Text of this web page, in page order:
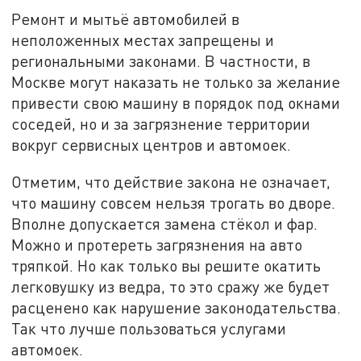
Ремонт и мытьё автомобилей в
неположенных местах запрещены и
региональными законами. В частности, в
Москве могут наказать не только за желание
привести свою машину в порядок под окнами
соседей, но и за загрязнение территории
вокруг сервисных центров и автомоек.
Отметим, что действие закона не означает,
что машину совсем нельзя трогать во дворе.
Вполне допускается замена стёкол и фар.
Можно и протереть загрязнения на авто
тряпкой. Но как только вы решите окатить
легковушку из ведра, то это сражу же будет
расценено как нарушение законодательства.
Так что лучше пользоваться услугами
автомоек.